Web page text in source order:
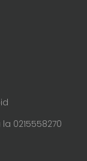
0215558270